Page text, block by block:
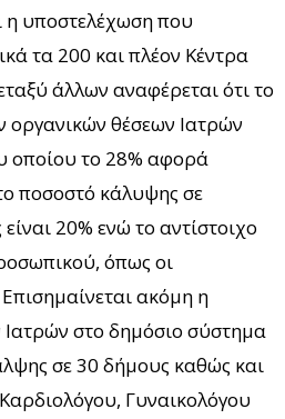
η υποστελέχωση που
τα 200 και πλέον Κέντρα
άλλων αναφέρεται ότι το
θέσεων Ιατρών
οποίου το 28% αφορά
ποσοστό κάλυψης σε
20% ενώ το αντίστοιχο
όπως οι
ακόμη η
στο δημόσιο σύστημα
σε 30 δήμους καθώς και
Γυναικολόγου